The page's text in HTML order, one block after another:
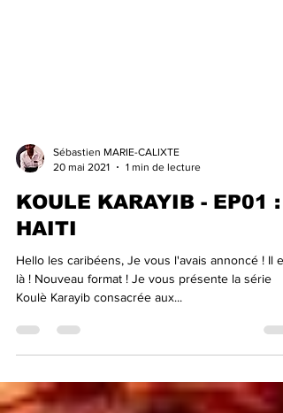
20 mai 2021
1 min de lecture
KOULE KARAYIB - EP01 :
HAITI
Hello les caribéens, Je vous l'avais annoncé ! Il
Koulè Karayib consacrée aux...